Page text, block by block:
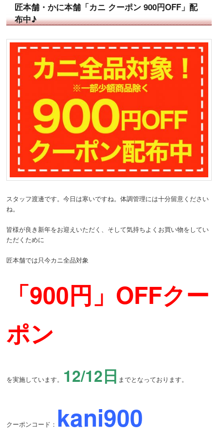
匠本舗・かに本舗「カニ クーポン 900円OFF」配
布中♪
スタッフ渡邊です。今日は寒いですね。体調管理には十分留意ください
ね。
皆様が良き新年をお迎えいただく、そして気持ちよくお買い物をしてい
ただくために
匠本舗では只今カニ全品対象
「900円」OFFクー
ポン
を実施しています。 12/12日 までとなっております。
クーポンコード： kani900